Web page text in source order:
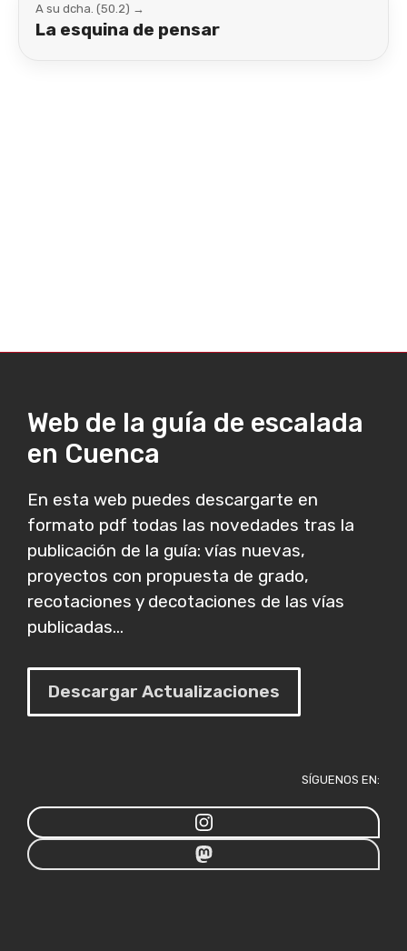
A su dcha. (50.2) →
La esquina de pensar
Web de la guía de escalada
en Cuenca
En esta web puedes descargarte en
formato pdf todas las novedades tras la
publicación de la guía: vías nuevas,
proyectos con propuesta de grado,
recotaciones y decotaciones de las vías
publicadas...
Descargar Actualizaciones
SÍGUENOS EN: